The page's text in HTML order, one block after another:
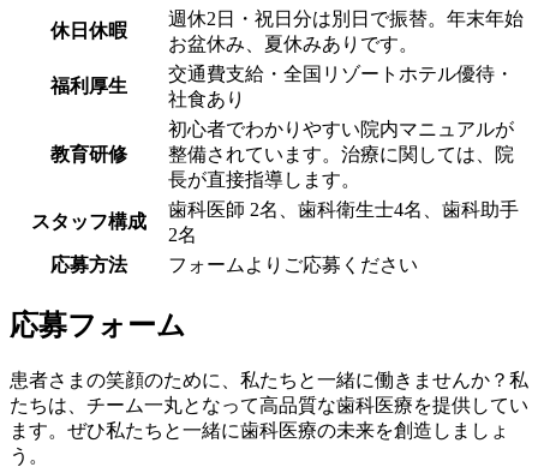
休日休暇
週休2日・祝日分は別日で振替。年末年始
お盆休み、夏休みありです。
福利厚生
交通費支給・全国リゾートホテル優待・
社食あり
教育研修
初心者でわかりやすい院内マニュアルが
整備されています。治療に関しては、院
長が直接指導します。
スタッフ構成
歯科医師 2名、歯科衛生士4名、歯科助手
2名
応募方法
フォームよりご応募ください
応募フォーム
患者さまの笑顔のために、私たちと一緒に働きませんか？私
たちは、チーム一丸となって高品質な歯科医療を提供してい
ます。ぜひ私たちと一緒に歯科医療の未来を創造しましょ
う。